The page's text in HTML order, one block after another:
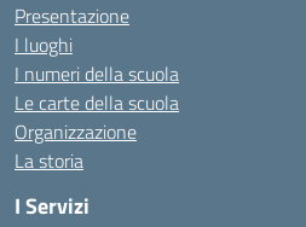
Presentazione
I luoghi
I numeri della scuola
Le carte della scuola
Organizzazione
La storia
I Servizi